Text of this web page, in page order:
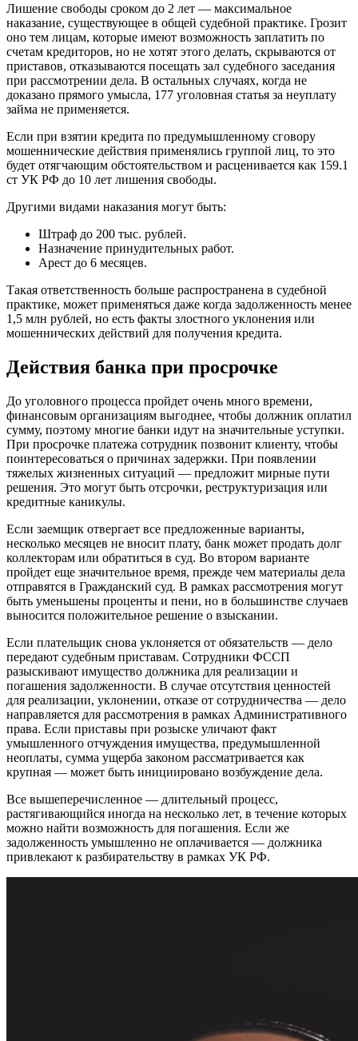
Лишение свободы сроком до 2 лет — максимальное
наказание, существующее в общей судебной практике. Грозит
оно тем лицам, которые имеют возможность заплатить по
счетам кредиторов, но не хотят этого делать, скрываются от
приставов, отказываются посещать зал судебного заседания
при рассмотрении дела. В остальных случаях, когда не
доказано прямого умысла, 177 уголовная статья за неуплату
займа не применяется.
Если при взятии кредита по предумышленному сговору
мошеннические действия применялись группой лиц, то это
будет отягчающим обстоятельством и расценивается как 159.1
ст УК РФ до 10 лет лишения свободы.
Другими видами наказания могут быть:
Штраф до 200 тыс. рублей.
Назначение принудительных работ.
Арест до 6 месяцев.
Такая ответственность больше распространена в судебной
практике, может применяться даже когда задолженность менее
1,5 млн рублей, но есть факты злостного уклонения или
мошеннических действий для получения кредита.
Действия банка при просрочке
До уголовного процесса пройдет очень много времени,
финансовым организациям выгоднее, чтобы должник оплатил
сумму, поэтому многие банки идут на значительные уступки.
При просрочке платежа сотрудник позвонит клиенту, чтобы
поинтересоваться о причинах задержки. При появлении
тяжелых жизненных ситуаций — предложит мирные пути
решения. Это могут быть отсрочки, реструктуризация или
кредитные каникулы.
Если заемщик отвергает все предложенные варианты,
несколько месяцев не вносит плату, банк может продать долг
коллекторам или обратиться в суд. Во втором варианте
пройдет еще значительное время, прежде чем материалы дела
отправятся в Гражданский суд. В рамках рассмотрения могут
быть уменьшены проценты и пени, но в большинстве случаев
выносится положительное решение о взыскании.
Если плательщик снова уклоняется от обязательств — дело
передают судебным приставам. Сотрудники ФССП
разыскивают имущество должника для реализации и
погашения задолженности. В случае отсутствия ценностей
для реализации, уклонении, отказе от сотрудничества — дело
направляется для рассмотрения в рамках Административного
права. Если приставы при розыске уличают факт
умышленного отчуждения имущества, предумышленной
неоплаты, сумма ущерба законом рассматривается как
крупная — может быть инициировано возбуждение дела.
Все вышеперечисленное — длительный процесс,
растягивающийся иногда на несколько лет, в течение которых
можно найти возможность для погашения. Если же
задолженность умышленно не оплачивается — должника
привлекают к разбирательству в рамках УК РФ.